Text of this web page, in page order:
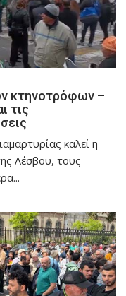
κτηνοτρόφων –
τις
καλεί η
Λέσβου, τους